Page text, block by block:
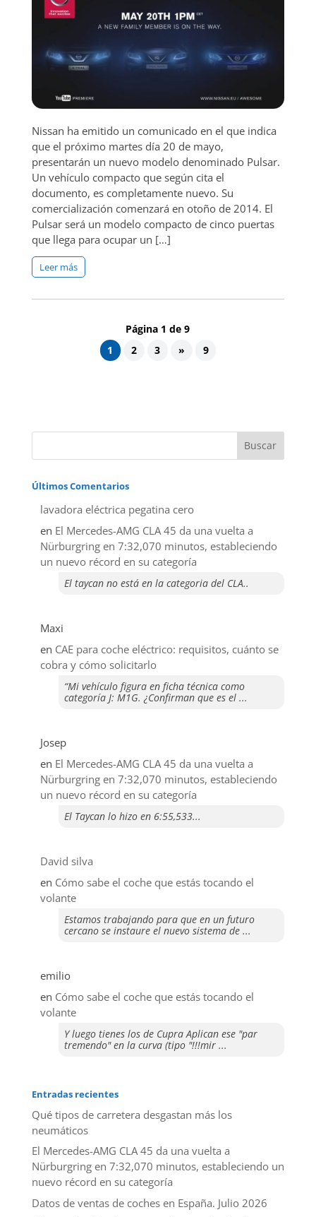
Nissan ha emitido un comunicado en el que indica
que el próximo martes día 20 de mayo,
presentarán un nuevo modelo denominado Pulsar.
Un vehículo compacto que según cita el
documento, es completamente nuevo. Su
comercialización comenzará en otoño de 2014. El
Pulsar será un modelo compacto de cinco puertas
que llega para ocupar un […]
Leer más
Página 1 de 9
1
2 3 » 9
Últimos Comentarios
lavadora eléctrica pegatina cero
en El Mercedes-AMG CLA 45 da una vuelta a
Nürburgring en 7:32,070 minutos, estableciendo
un nuevo récord en su categoría
El taycan no está en la categoria del CLA..
Maxi
en CAE para coche eléctrico: requisitos, cuánto se
cobra y cómo solicitarlo
“Mi vehículo figura en ficha técnica como
categoría J: M1G. ¿Confirman que es el ...
Josep
en El Mercedes-AMG CLA 45 da una vuelta a
Nürburgring en 7:32,070 minutos, estableciendo
un nuevo récord en su categoría
El Taycan lo hizo en 6:55,533...
David silva
en ​Cómo sabe el coche que estás tocando el
volante
Estamos trabajando para que en un futuro
cercano se instaure el nuevo sistema de ...
emilio
en ​Cómo sabe el coche que estás tocando el
volante
Y luego tienes los de Cupra Aplican ese "par
tremendo" en la curva (tipo "!!!mir ...
Entradas recientes
Qué tipos de carretera desgastan más los
neumáticos
El Mercedes-AMG CLA 45 da una vuelta a
Nürburgring en 7:32,070 minutos, estableciendo un
nuevo récord en su categoría
Datos de ventas de coches en España. Julio 2026